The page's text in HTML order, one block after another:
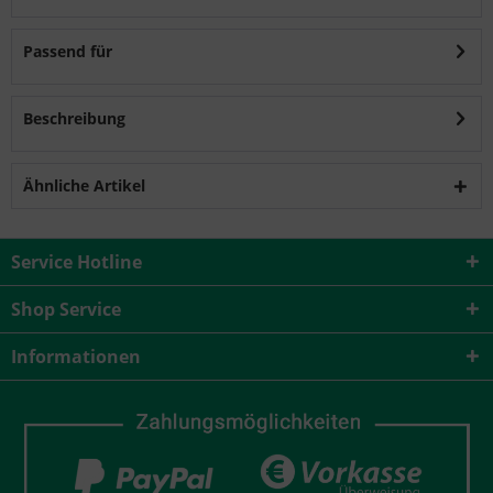
Passend für
Beschreibung
Ähnliche Artikel
Service Hotline
Shop Service
Informationen